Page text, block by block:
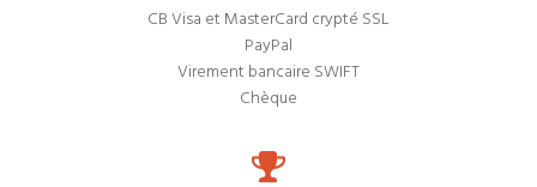
CB Visa et MasterCard crypté SSL
PayPal
Virement bancaire SWIFT
Chèque